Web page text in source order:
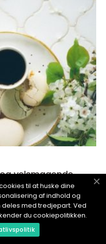
velsmagende
til at huske dine
af indhold og
med tredjepart. Ved
du cookiepolitikken.